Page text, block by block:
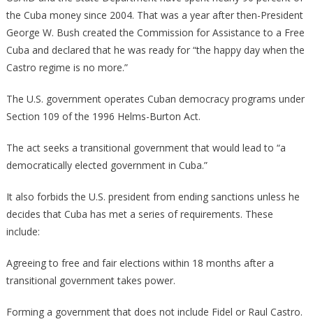
the Cuba money since 2004. That was a year after then-­President
George W. Bush created the Commission for Assistance to a Free
Cuba and declared that he was ready for “the happy day when the
Castro regime is no more.”
The U.S. government operates Cuban democracy programs under
Section 109 of the 1996 Helms-­Burton Act.
The act seeks a transitional government that would lead to “a
democratically elected government in Cuba.”
It also forbids the U.S. president from ending sanctions unless he
decides that Cuba has met a series of requirements. These
include:
Agreeing to free and fair elections within 18 months after a
transitional government takes power.
Forming a government that does not include Fidel or Raul Castro.